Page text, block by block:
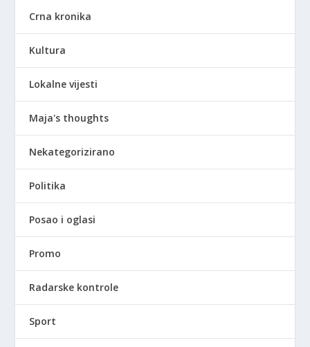
Crna kronika
Kultura
Lokalne vijesti
Maja's thoughts
Nekategorizirano
Politika
Posao i oglasi
Promo
Radarske kontrole
Sport